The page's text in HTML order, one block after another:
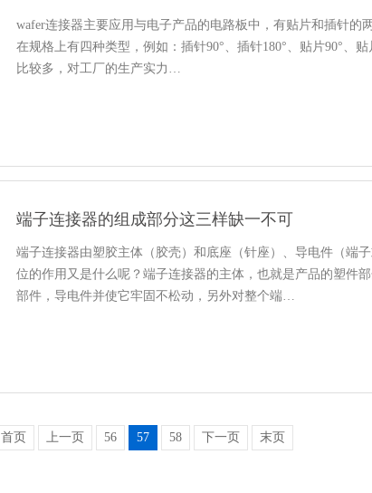
wafer连接器主要应用与电子产品的电路板中，有贴片和插针的
在规格上有四种类型，例如：插针90°、插针180°、贴片90°、
比较多，对工厂的生产实力…
端子连接器的组成部分这三样缺一不可
端子连接器由塑胶主体（胶壳）和底座（针座）、导电件（端
位的作用又是什么呢？端子连接器的主体，也就是产品的塑件
部件，导电件并使它牢固不松动，另外对整个端…
首页 上一页 56 57 58 下一页 末页